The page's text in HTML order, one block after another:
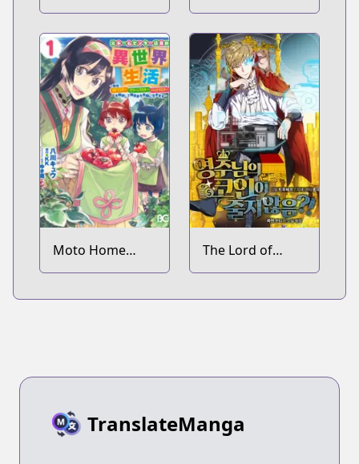
Tower Defense
Game
Center Otoko no
Jiyuu na Isekai
Seikatsu
Moto Home
Center Tenin no
Kimama ni
Ikimasu
The Lord of
Coins
TranslateManga